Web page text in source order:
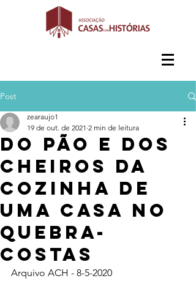
Post
Do pão e dos
cheiros da
cozinha de
uma casa no
Quebra-
Costas
zearaujo1
19 de out. de 2021 2 min de leitura
Arquivo ACH - 8-5-2020